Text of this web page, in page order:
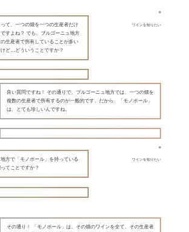
ワインを知りたい
て、一つの畑を一つの生産者だけ
すよね？ でも、ブルゴーニュ地方
生産者で所有していることが多い
ど…どういうことですか？
良い質問ですね！ その通りで、ブルゴーニュ地方では、一つの畑を
複数の生産者で所有するのが一般的です。だから、「モノポール」
は、とても珍しいんですね。
ワインを知りたい
方で「モノポール」を持っている
てことですか？
その通り！ 「モノポール」は、その畑のワインを全て、その生産者